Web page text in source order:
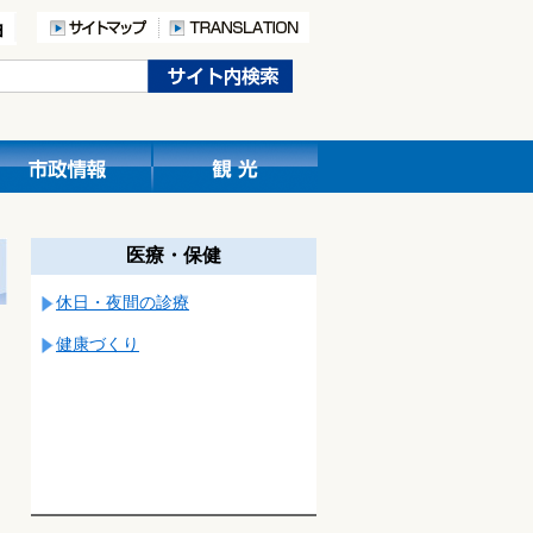
医療・保健
休日・夜間の診療
健康づくり